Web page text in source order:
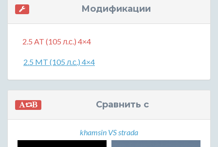
Модификации
2.5 AT (105 л.с.) 4×4
2.5 MT (105 л.с.) 4×4
Сравнить с
khamsin VS strada